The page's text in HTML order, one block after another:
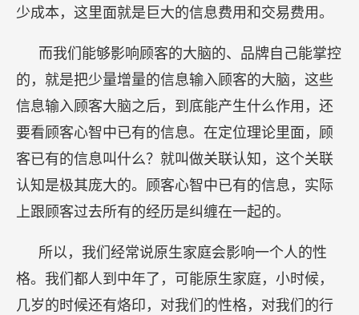
少成本，这里面就是巨大的信息费用和交易费用。
而我们能够影响顾客的大脑的、品牌自己能掌控
的，就是把少量增量的信息输入顾客的大脑，这些
信息输入顾客大脑之后，到底能产生什么作用，还
要看顾客心智中已有的信息。在定位理论里面，顾
客已有的信息叫什么？就叫做关联认知，这个关联
认知是极其庞大的。顾客心智中已有的信息，实际
上跟顾客过去所有的经历是纠缠在一起的。
所以，我们经常说原生家庭会影响一个人的性
格。我们都人到中年了，可能原生家庭，小时候，
几岁的时候还有烙印，对我们的性格，对我们的行